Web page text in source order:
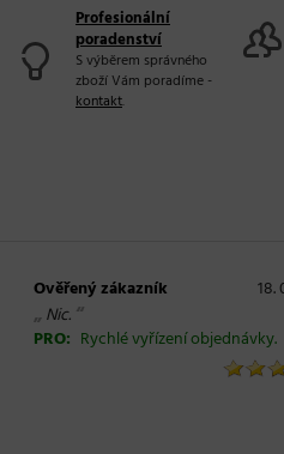
Profesionální
poradenství
S výběrem správného
zboží Vám poradíme -
kontakt.
Ověřený zákazník 18.
„ Nic. “
PRO: Rychlé vyřízení objednávky.